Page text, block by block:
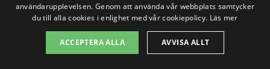
spetskompetens i närliggande städer. Här
är några platser där du kan hitta erfarna
användarupplevelsen. Genom att använda vår webbplats samtycker
du till alla cookies i enlighet med vår cookiepolicy. Läs mer
ACCEPTERA ALLA AVVISA ALLT